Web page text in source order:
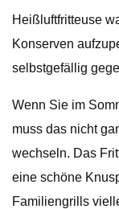
Heißluftfritteuse
Konserven
selbstgefällig
Wenn Sie im
muss das nicht
wechseln. Das
eine schöne
Familiengrills